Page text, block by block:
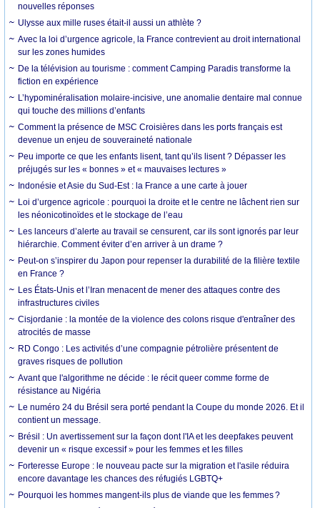
nouvelles réponses
Ulysse aux mille ruses était-il aussi un athlète ?
Avec la loi d’urgence agricole, la France contrevient au droit international
sur les zones humides
De la télévision au tourisme : comment Camping Paradis transforme la
fiction en expérience
L’hypominéralisation molaire-incisive, une anomalie dentaire mal connue
qui touche des millions d’enfants
Comment la présence de MSC Croisières dans les ports français est
devenue un enjeu de souveraineté nationale
Peu importe ce que les enfants lisent, tant qu’ils lisent ? Dépasser les
préjugés sur les « bonnes » et « mauvaises lectures »
Indonésie et Asie du Sud-Est : la France a une carte à jouer
Loi d’urgence agricole : pourquoi la droite et le centre ne lâchent rien sur
les néonicotinoïdes et le stockage de l’eau
Les lanceurs d’alerte au travail se censurent, car ils sont ignorés par leur
hiérarchie. Comment éviter d’en arriver à un drame ?
Peut-on s’inspirer du Japon pour repenser la durabilité de la filière textile
en France ?
Les États-Unis et l’Iran menacent de mener des attaques contre des
infrastructures civiles
Cisjordanie : la montée de la violence des colons risque d'entraîner des
atrocités de masse
RD Congo : Les activités d’une compagnie pétrolière présentent de
graves risques de pollution
Avant que l'algorithme ne décide : le récit queer comme forme de
résistance au Nigéria
Le numéro 24 du Brésil sera porté pendant la Coupe du monde 2026. Et il
contient un message.
Brésil : Un avertissement sur la façon dont l'IA et les deepfakes peuvent
devenir un « risque excessif » pour les femmes et les filles
Forteresse Europe : le nouveau pacte sur la migration et l'asile réduira
encore davantage les chances des réfugiés LGBTQ+
Pourquoi les hommes mangent-ils plus de viande que les femmes ?